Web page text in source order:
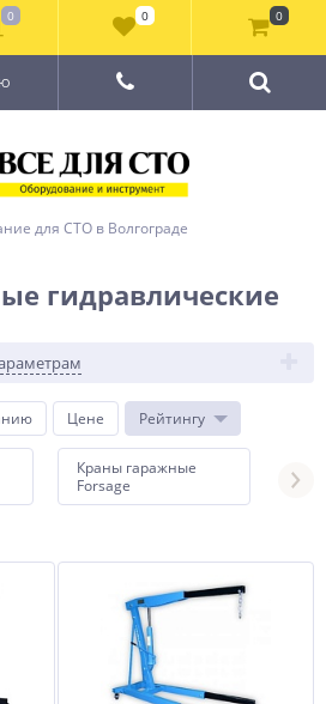
для СТО в Волгограде
гидравлические
Цене Рейтингу
Краны гаражные
Forsage
0 0 0